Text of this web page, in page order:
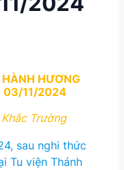
HƯƠNG
03/11/2024
Trường
sau nghi thức
Tu viện Thánh